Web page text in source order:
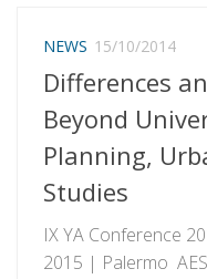
NEWS 15/10/2014
Differences
Beyond
Planning,
Studies
IX YA Conference
2015 | Palermo